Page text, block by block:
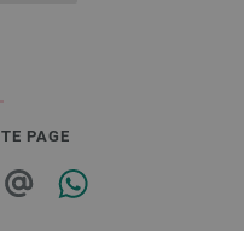
PAGE